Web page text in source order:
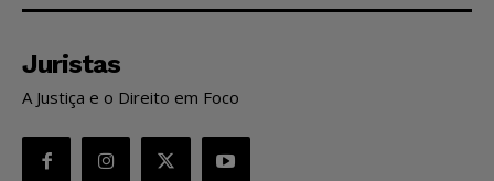
Juristas
A Justiça e o Direito em Foco